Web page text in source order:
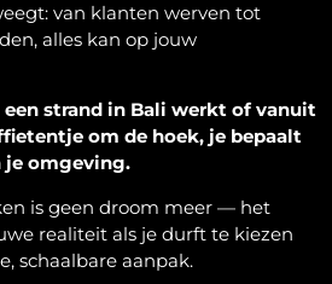
van klanten werven tot
alles kan op jouw
strand in Bali werkt of vanuit
om de hoek, je bepaalt
je omgeving.
is geen droom meer — het
realiteit als je durft te kiezen
schaalbare aanpak.